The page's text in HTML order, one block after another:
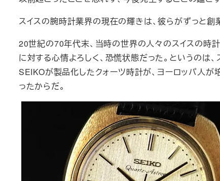
スイスの腕時計業界の現在の輝きは、彼らがずっと
20世紀の70年代末、当時の世界の人々のスイスの時
に対する心情よろしく、恐慌状態だった。というのは
SEIKOが製品化したクォーツ時計が、ヨーロッパ人
ったからだ。